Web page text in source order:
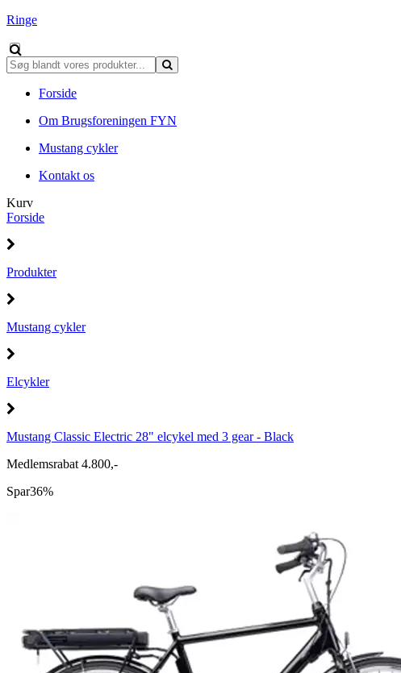
Ringe
Forside
Om Brugsforeningen FYN
Mustang cykler
Kontakt os
Kurv
Forside
Produkter
Mustang cykler
Elcykler
Mustang Classic Electric 28" elcykel med 3 gear - Black
Medlemsrabat 4.800,-
Spar36%